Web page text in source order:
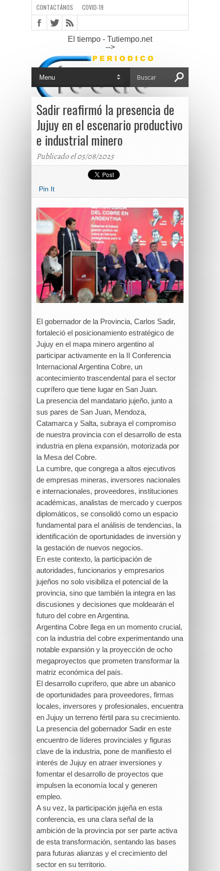
CONTACTÁNOS COVID-19
El tiempo - Tutiempo.net
-->
Sadir reafirmó la presencia de
Jujuy en el escenario productivo
e industrial minero
Publicado el 05/08/2025
Pin It
El gobernador de la Provincia, Carlos Sadir,
fortaleció el posicionamiento estratégico de
Jujuy en el mapa minero argentino al
participar activamente en la II Conferencia
Internacional Argentina Cobre, un
acontecimiento trascendental para el sector
cuprífero que tiene lugar en San Juan.
La presencia del mandatario jujeño, junto a
sus pares de San Juan, Mendoza,
Catamarca y Salta, subraya el compromiso
de nuestra provincia con el desarrollo de esta
industria en plena expansión, motorizada por
la Mesa del Cobre.
La cumbre, que congrega a altos ejecutivos
de empresas mineras, inversores nacionales
e internacionales, proveedores, instituciones
académicas, analistas de mercado y cuerpos
diplomáticos, se consolidó como un espacio
fundamental para el análisis de tendencias, la
identificación de oportunidades de inversión y
la gestación de nuevos negocios.
En este contexto, la participación de
autoridades, funcionarios y empresarios
jujeños no solo visibiliza el potencial de la
provincia, sino que también la integra en las
discusiones y decisiones que moldearán el
futuro del cobre en Argentina.
Argentina Cobre llega en un momento crucial,
con la industria del cobre experimentando una
notable expansión y la proyección de ocho
megaproyectos que prometen transformar la
matriz económica del país.
El desarrollo cuprífero, que abre un abanico
de oportunidades para proveedores, firmas
locales, inversores y profesionales, encuentra
en Jujuy un terreno fértil para su crecimiento.
La presencia del gobernador Sadir en este
encuentro de líderes provinciales y figuras
clave de la industria, pone de manifiesto el
interés de Jujuy en atraer inversiones y
fomentar el desarrollo de proyectos que
impulsen la economía local y generen
empleo.
A su vez, la participación jujeña en esta
conferencia, es una clara señal de la
ambición de la provincia por ser parte activa
de esta transformación, sentando las bases
para futuras alianzas y el crecimiento del
sector en su territorio.